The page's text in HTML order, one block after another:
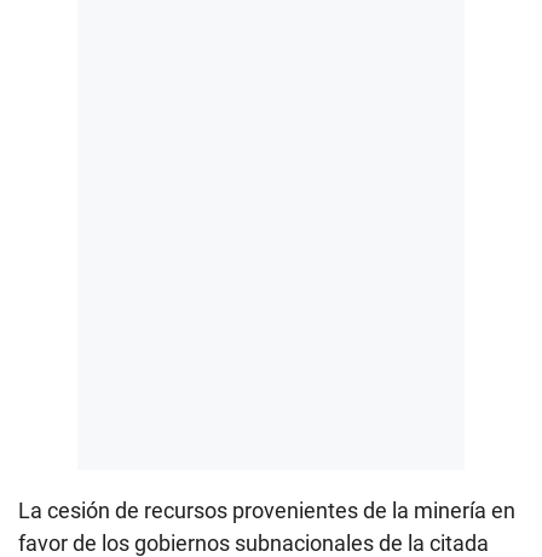
La cesión de recursos provenientes de la minería en
favor de los gobiernos subnacionales de la citada